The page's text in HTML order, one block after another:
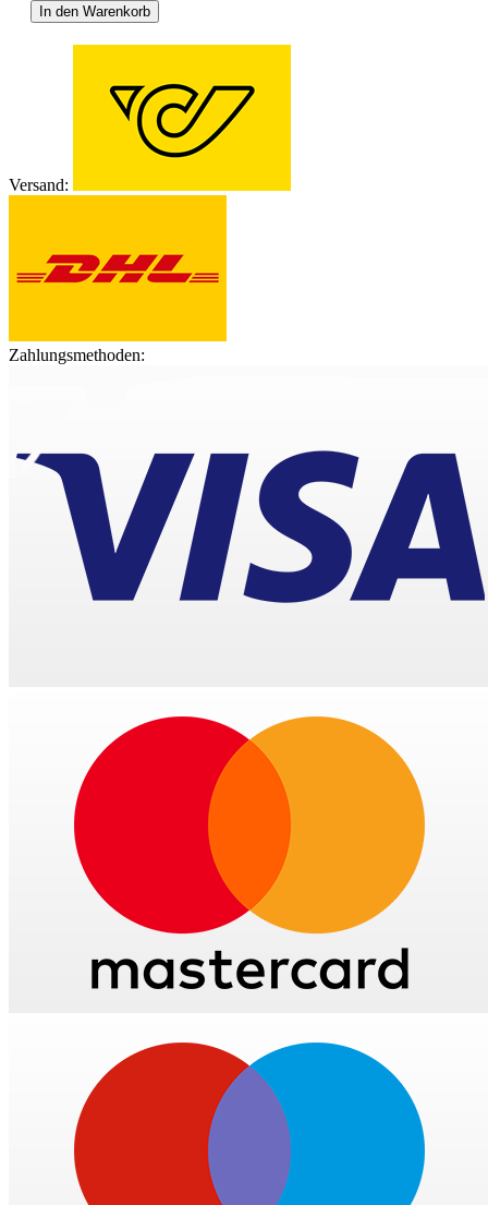
In den Warenkorb
Versand:
Zahlungsmethoden: